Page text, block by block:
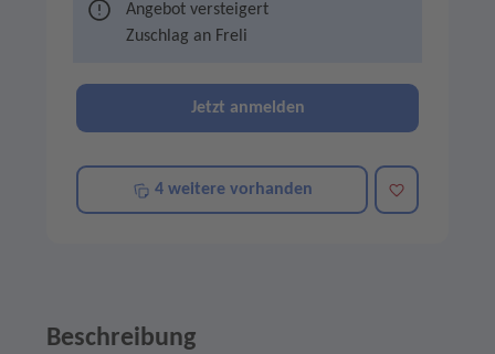
Angebot versteigert
Zuschlag an Freli
Jetzt anmelden
4 weitere vorhanden Merken
Beschreibung